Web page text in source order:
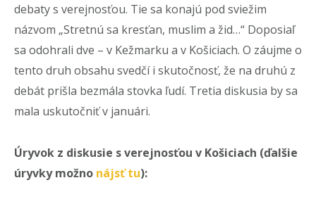
debaty s verejnosťou. Tie sa konajú pod sviežim
názvom „Stretnú sa kresťan, muslim a žid…“ Doposiaľ
sa odohrali dve – v Kežmarku a v Košiciach. O záujme o
tento druh obsahu svedčí i skutočnosť, že na druhú z
debát prišla bezmála stovka ľudí. Tretia diskusia by sa
mala uskutočniť v januári.
Úryvok z diskusie s verejnosťou v Košiciach (ďalšie
úryvky možno nájsť tu):